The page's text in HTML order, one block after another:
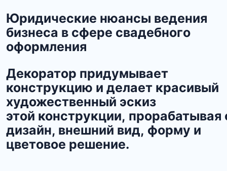
Юридические нюансы ведения
бизнеса в сфере свадебного
оформления
Декоратор придумывает
конструкцию и делает красивый
художественный эскиз
этой конструкции,
дизайн, внешний вид, форму и
цветовое решение.